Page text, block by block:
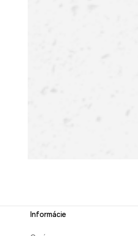
Informácie